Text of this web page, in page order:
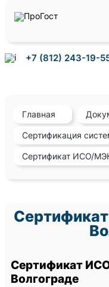
+7 (812) 243-19-
Главная
Сертификация
Сертификат ИСО/
Сертификат
Волгограде